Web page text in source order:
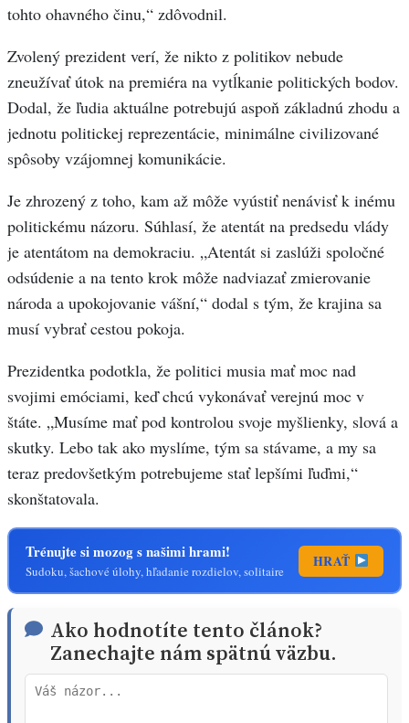
tohto ohavného činu,“ zdôvodnil.
Zvolený prezident verí, že nikto z politikov nebude
zneužívať útok na premiéra na vytĺkanie politických bodov.
Dodal, že ľudia aktuálne potrebujú aspoň základnú zhodu a
jednotu politickej reprezentácie, minimálne civilizované
spôsoby vzájomnej komunikácie.
Je zhrozený z toho, kam až môže vyústiť nenávisť k inému
politickému názoru. Súhlasí, že atentát na predsedu vlády
je atentátom na demokraciu. „Atentát si zaslúži spoločné
odsúdenie a na tento krok môže nadviazať zmierovanie
národa a upokojovanie vášní,“ dodal s tým, že krajina sa
musí vybrať cestou pokoja.
Prezidentka podotkla, že politici musia mať moc nad
svojimi emóciami, keď chcú vykonávať verejnú moc v
štáte. „Musíme mať pod kontrolou svoje myšlienky, slová a
skutky. Lebo tak ako myslíme, tým sa stávame, a my sa
teraz predovšetkým potrebujeme stať lepšími ľuďmi,“
skonštatovala.
Trénujte si mozog s našimi hrami!
Sudoku, šachové úlohy, hľadanie rozdielov, solitaire
HRAŤ
Ako hodnotíte tento článok?
Zanechajte nám spätnú väzbu.